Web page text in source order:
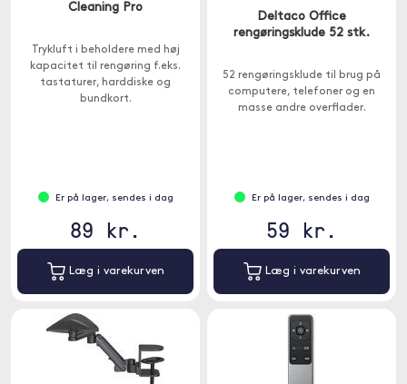
Cleaning Pro
Trykluft i beholdere med høj
kapacitet til rengøring f.eks.
tastaturer, harddiske og
bundkort.
Er på lager, sendes i dag
89 kr.
Læg i varekurven
Deltaco Office
rengøringsklude 52 stk.
52 rengøringsklude til brug på
computere, telefoner og en
masse andre overflader.
Er på lager, sendes i dag
59 kr.
Læg i varekurven